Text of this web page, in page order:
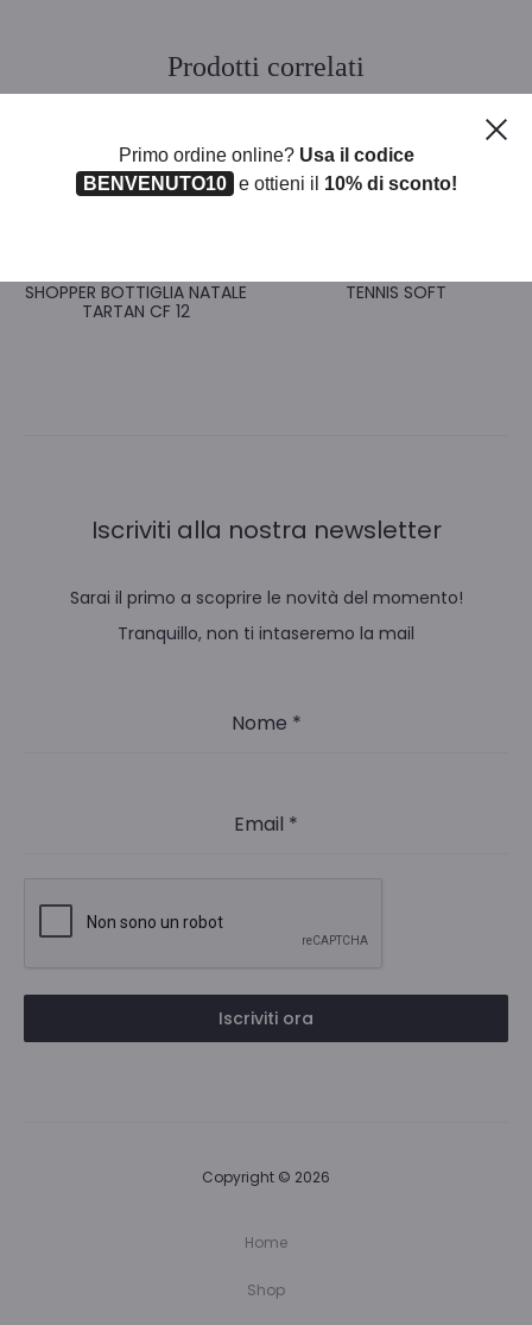
Prodotti correlati
EXPO 78 SHOPPER NATALE
KIT 8 PUPAZZI NATALE CM
SHOPPER BOTTIGLIA NATALE
TARTAN CF 12
TENNIS SOFT
Iscriviti alla nostra newsletter
Sarai il primo a scoprire le novità del momento!
Tranquillo, non ti intaseremo la mail
Nome *
Email *
Iscriviti ora
Copyright © 2026
Home
Shop
Primo ordine online? Usa il codice
BENVENUTO10
e ottieni il 10% di sconto!